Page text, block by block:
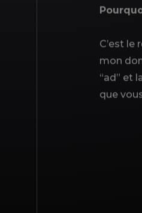
C’est
mon
“ad” et
que